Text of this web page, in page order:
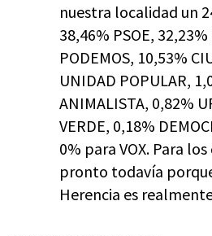
nuestra localidad un
38,46% PSOE,
PODEMOS, 10,53%
UNIDAD POPULAR,
ANIMALISTA, 0,82%
VERDE, 0,18%
0% para VOX. Para
pronto todavía
Herencia es